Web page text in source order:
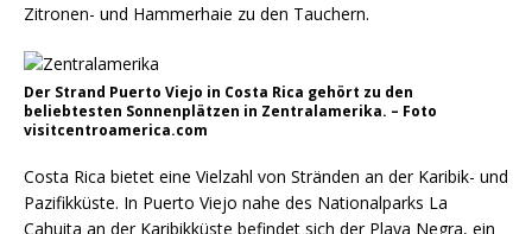
Zitronen- und Hammerhaie zu den Tauchern.
Der Strand Puerto Viejo in Costa Rica gehört zu den
beliebtesten Sonnenplätzen in Zentralamerika. – Foto
visitcentroamerica.com
Costa Rica bietet eine Vielzahl von Stränden an der Karibik- und
Pazifikküste. In Puerto Viejo nahe des Nationalparks La
Cahuita an der Karibikküste befindet sich der Playa Negra, ein